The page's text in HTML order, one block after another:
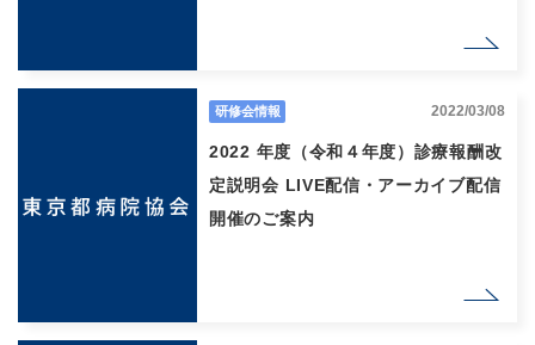
研修会情報 2022/03/08
2022 年度（令和４年度）診療報酬改
定説明会 LIVE配信・アーカイブ配信
開催のご案内